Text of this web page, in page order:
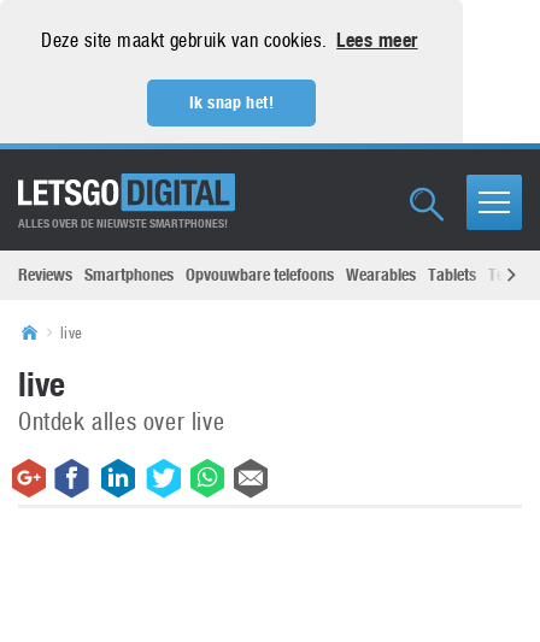
Deze site maakt gebruik van cookies. Lees meer
Ik snap het!
ALLES OVER DE NIEUWSTE SMARTPHONES!
Reviews Smartphones Opvouwbare telefoons Wearables Tablets
live
live
Ontdek alles over live